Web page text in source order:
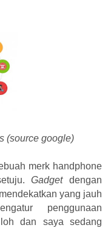
(source google)
merk handphone
Gadgetdengan
yang jauh
penggunaan
dan saya sedang